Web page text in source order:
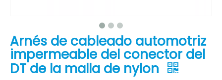
Arnés de cableado automotriz
impermeable del conector del
DT de la malla de nylon